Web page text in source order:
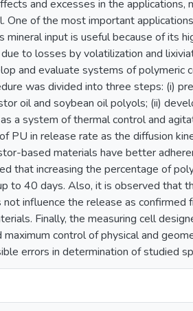
and excesses in the applications,
One of the most important
mineral input is useful because of its
to losses by volatilization and
and evaluate systems of polymeric
was divided into three steps: (i)
oil and soybean oil polyols; (ii)
a system of thermal control and
PU in release rate as the diffusion
based materials have better
that increasing the percentage of
to 40 days. Also, it is observed that
influence the release as
Finally, the measuring cell
control of physical and
errors in determination of studied